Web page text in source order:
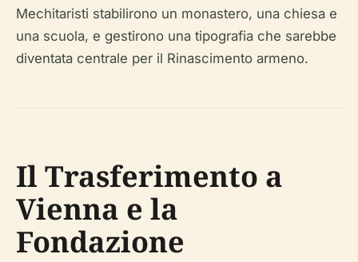
Mechitaristi stabilirono un monastero, una chiesa e
una scuola, e gestirono una tipografia che sarebbe
diventata centrale per il Rinascimento armeno.
Il Trasferimento a
Vienna e la
Fondazione